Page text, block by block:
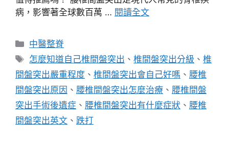
病，影響著全球數百萬 … 閱讀全文
分
類
中醫整脊
標
籤
怎麼知道自己椎間盤突出 、椎間盤突出分級 、椎
間盤突出嚴重程度 、 椎間盤突出會自己好嗎 、 腰椎
間盤突出原因 、 腰椎間盤突出怎麼治療 、 腰椎間盤
突出手術後遺症 、 腰椎間盤突出有什麼症狀 、 腰椎
間盤突出英文 、 跌打